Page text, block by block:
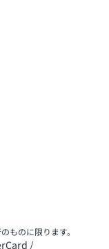
ものに限ります。
/